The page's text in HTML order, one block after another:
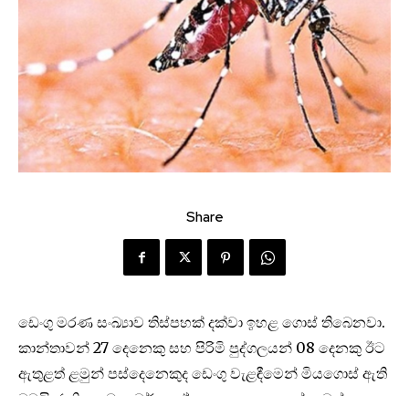
Share
ඩෙංගු මරණ සංඛ්‍යාව තිස්පහක් දක්වා ඉහළ ගොස් තිබෙනවා.
කාන්තාවන් 27 දෙනෙකු සහ පිරිමි පුද්ගලයන් 08 දෙනකු ඊට
ඇතුළත් ළමුන් පස්දෙනෙකුද ඩෙංගු වැළඳීමෙන් මියගොස් ඇති